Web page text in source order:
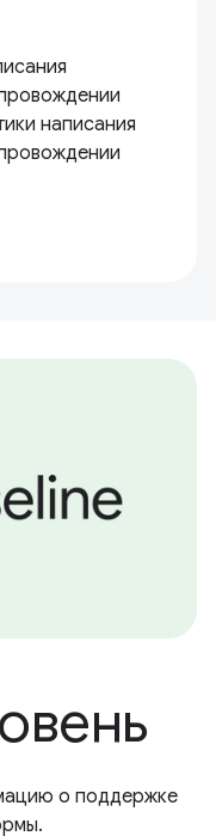
написания
о поддержке